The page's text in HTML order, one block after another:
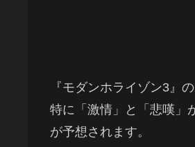
『モダンホライゾン3』
特に「激情」と「悲嘆」
が予想されます。